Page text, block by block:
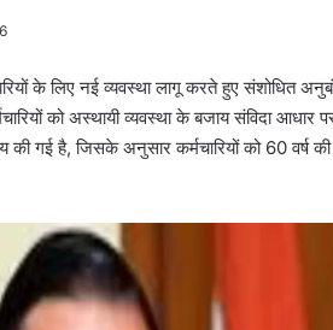
के लिए नई व्यवस्था लागू करते हुए संशोधित
को अस्थायी व्यवस्था के बजाय संविदा आधार पर
की गई है, जिसके अनुसार कर्मचारियों को 60 वर्ष